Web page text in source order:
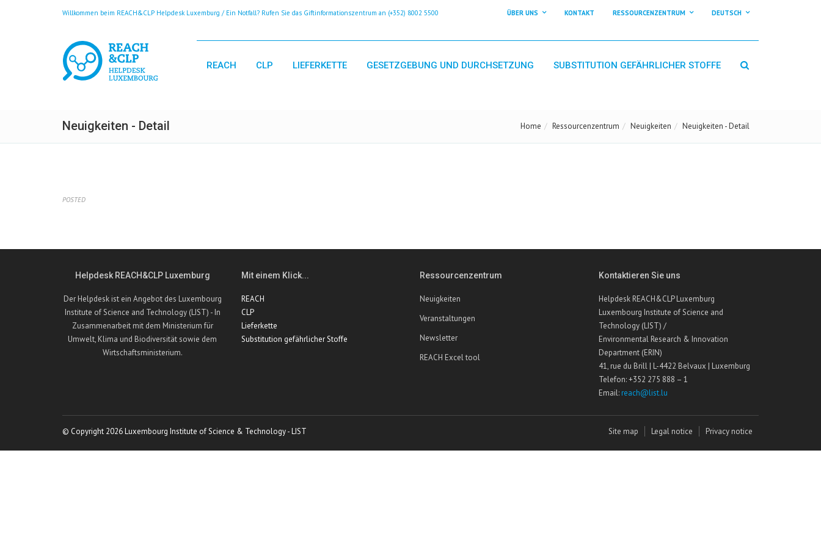
Willkommen beim REACH&CLP Helpdesk Luxemburg / Ein Notfall? Rufen Sie das Giftinformationszentrum an (+352) 8002 5500 ÜBER UNS KONTAKT RESSOURCENZENTRUM DEUTSCH
REACH CLP LIEFERKETTE GESETZGEBUNG UND DURCHSETZUNG SUBSTITUTION GEFÄHRLICHER STOFFE
Neuigkeiten - Detail Home Ressourcenzentrum Neuigkeiten Neuigkeiten - Detail
POSTED
Helpdesk REACH&CLP Luxemburg
Der Helpdesk ist ein Angebot des Luxembourg
Institute of Science and Technology (LIST) - In
Zusammenarbeit mit dem Ministerium für
Umwelt, Klima und Biodiversität sowie dem
Wirtschaftsministerium.
Mit einem Klick...
REACH
CLP
Lieferkette
Substitution gefährlicher Stoffe
Ressourcenzentrum
Neuigkeiten
Veranstaltungen
Newsletter
REACH Excel tool
Kontaktieren Sie uns
Helpdesk REACH&CLP Luxemburg
Luxembourg Institute of Science and
Technology (LIST) /
Environmental Research & Innovation
Department (ERIN)
41, rue du Brill | L-4422 Belvaux | Luxemburg
Telefon: +352 275 888 – 1
Email: reach@list.lu
© Copyright 2026 Luxembourg Institute of Science & Technology - LIST Site map Legal notice Privacy notice